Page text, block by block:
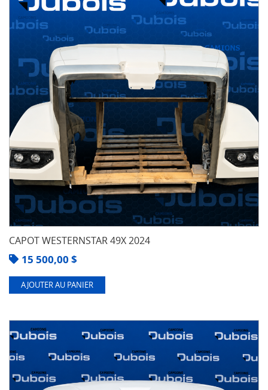
CAPOT WESTERNSTAR 49X 2024
15 500,00 $
AJOUTER AU PANIER